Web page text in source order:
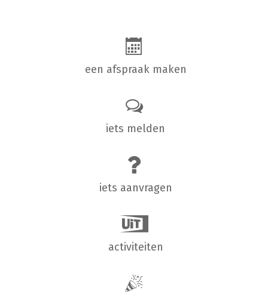
een afspraak maken
iets melden
iets aanvragen
activiteiten